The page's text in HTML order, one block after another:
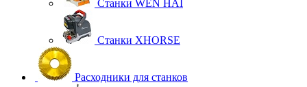
Станки WEN HAI
Станки XHORSE
Расходники для станков